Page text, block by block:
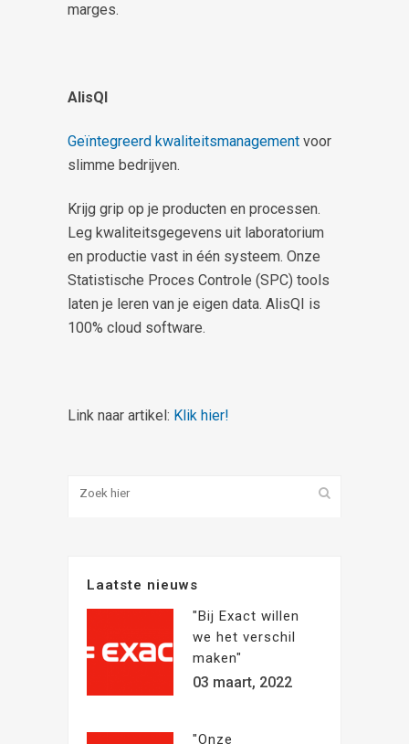
marges.
AlisQI
Geïntegreerd kwaliteitsmanagement voor
slimme bedrijven.
Krijg grip op je producten en processen.
Leg kwaliteitsgegevens uit laboratorium
en productie vast in één systeem. Onze
Statistische Proces Controle (SPC) tools
laten je leren van je eigen data. AlisQI is
100% cloud software.
Link naar artikel: Klik hier!
Laatste nieuws
"Bij Exact willen
we het verschil
maken"
03 maart, 2022
"Onze